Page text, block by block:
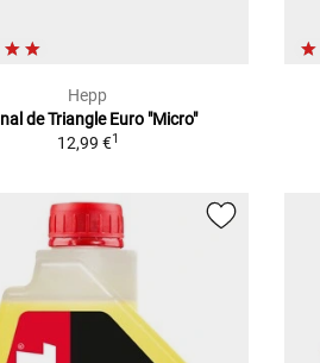
Hepp
de Triangle Euro "Micro"
12,99 €1